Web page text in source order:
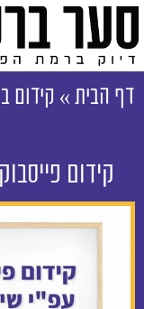
דף הבית» קידום
קידום